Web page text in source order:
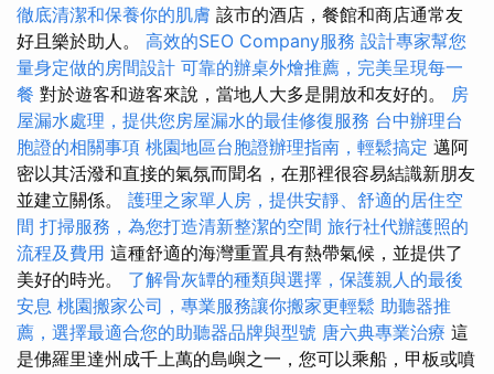
徹底清潔和保養你的肌膚 該市的酒店，餐館和商店通常友
好且樂於助人。 高效的SEO Company服務 設計專家幫您
量身定做的房間設計 可靠的辦桌外燴推薦，完美呈現每一
餐 對於遊客和遊客來說，當地人大多是開放和友好的。 房
屋漏水處理，提供您房屋漏水的最佳修復服務 台中辦理台
胞證的相關事項 桃園地區台胞證辦理指南，輕鬆搞定 邁阿
密以其活潑和直接的氣氛而聞名，在那裡很容易結識新朋友
並建立關係。 護理之家單人房，提供安靜、舒適的居住空
間 打掃服務，為您打造清新整潔的空間 旅行社代辦護照的
流程及費用 這種舒適的海灣重置具有熱帶氣候，並提供了
美好的時光。 了解骨灰罈的種類與選擇，保護親人的最後
安息 桃園搬家公司，專業服務讓你搬家更輕鬆 助聽器推
薦，選擇最適合您的助聽器品牌與型號 唐六典專業治療 這
是佛羅里達州成千上萬的島嶼之一，您可以乘船，甲板或噴